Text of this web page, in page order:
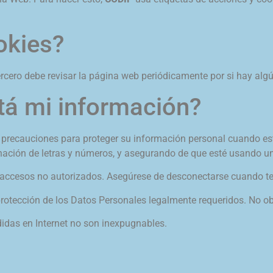
debe revisar la página web periódicamente por si hay
mi información?
para proteger su información personal cuando
de letras y números, y asegurando de que esté usando
no autorizados. Asegúrese de desconectarse cuando
de los Datos Personales legalmente requeridos. No
en Internet no son inexpugnables.